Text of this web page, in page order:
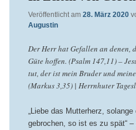
Veröffentlicht am 28. März 2020
Augustin
Der Herr hat Gefallen an denen,
Güte hoffen. (Psalm 147,11) –
tut, der ist mein Bruder und
(Markus 3,35) | Herrnhuter
„Liebe das Mutterherz,
gebrochen, so ist es zu spät“